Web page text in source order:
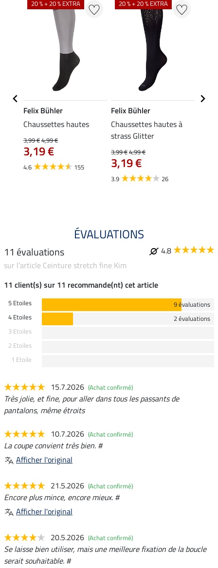
20 % + 20 % EXTRA
Felix Bühler
Chaussettes hautes
3,99 €4,99 €
3,19 €
4.6 155
20 % + 20 % EXTRA
Felix Bühler
Chaussettes hautes à
strass Glitter
3,99 €4,99 €
3,19 €
3.9 26
ÉVALUATIONS
11 évaluations
4.8
sur l'article Ceinture stretch fine Kim
11 client(s) sur 11 recommande(nt) cet article
5 Etoiles
9 évaluations
4 Etoiles
2 évaluations
3 Etoiles
2 Etoiles
1 Etoile
15.7.2026 (Achat confirmé)
Très jolie, et fine, pour aller dans tous les passants de
pantalons, même étroits
10.7.2026 (Achat confirmé)
La coupe convient très bien. #
Afficher l'original
21.5.2026 (Achat confirmé)
Encore plus mince, encore mieux. #
Afficher l'original
20.5.2026 (Achat confirmé)
Se laisse bien utiliser, mais une meilleure fixation de la boucle
serait souhaitable. #